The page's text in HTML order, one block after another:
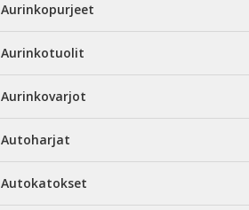
Aurinkopurjeet
Aurinkotuolit
Aurinkovarjot
Autoharjat
Autokatokset